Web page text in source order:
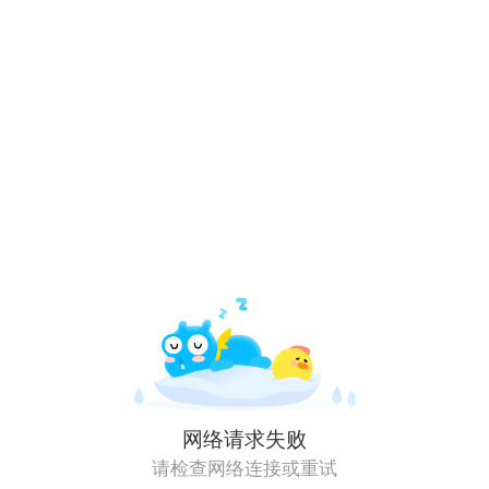
网络请求失败
请检查网络连接或重试